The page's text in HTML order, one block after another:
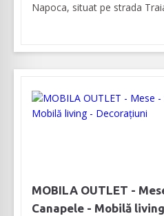
Napoca, situat pe strada
MOBILA OUTLET -
Canapele - Mobilă